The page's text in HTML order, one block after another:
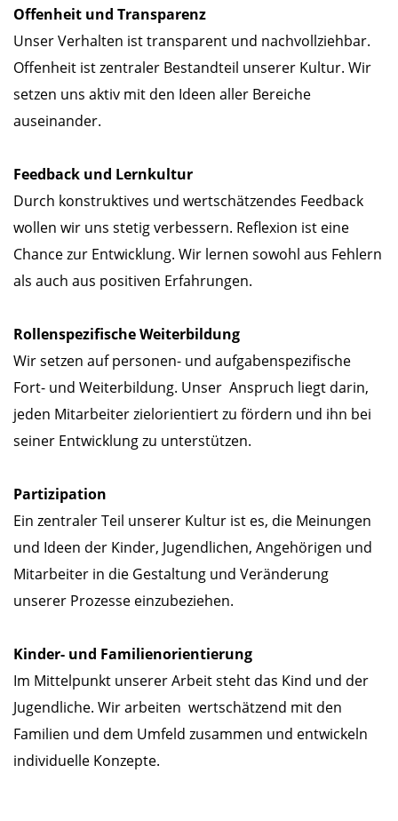
Offenheit und Transparenz
Unser Verhalten ist transparent und nachvollziehbar.
Offenheit ist zentraler Bestandteil unserer Kultur. Wir
setzen uns aktiv mit den Ideen aller Bereiche
auseinander.
Feedback und Lernkultur
Durch konstruktives und wertschätzendes Feedback
wollen wir uns stetig verbessern. Reflexion ist eine
Chance zur Entwicklung. Wir lernen sowohl aus Fehlern
als auch aus positiven Erfahrungen.
Rollenspezifische Weiterbildung
Wir setzen auf personen- und aufgabenspezifische
Fort- und Weiterbildung. Unser Anspruch liegt darin,
jeden Mitarbeiter zielorientiert zu fördern und ihn bei
seiner Entwicklung zu unterstützen.
Partizipation
Ein zentraler Teil unserer Kultur ist es, die Meinungen
und Ideen der Kinder, Jugendlichen, Angehörigen und
Mitarbeiter in die Gestaltung und Veränderung
unserer Prozesse einzubeziehen.
Kinder- und Familienorientierung
Im Mittelpunkt unserer Arbeit steht das Kind und der
Jugendliche. Wir arbeiten wertschätzend mit den
Familien und dem Umfeld zusammen und entwickeln
individuelle Konzepte.